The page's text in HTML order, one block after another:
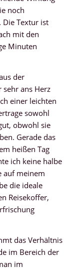
noch
Die Textur ist
mit den
Minuten
der
sehr ans Herz
einer leichten
sowohl
obwohl sie
Gerade das
heißen Tag
ich keine halbe
auf meinem
die ideale
Reisekoffer,
das Verhältnis
im Bereich der
im